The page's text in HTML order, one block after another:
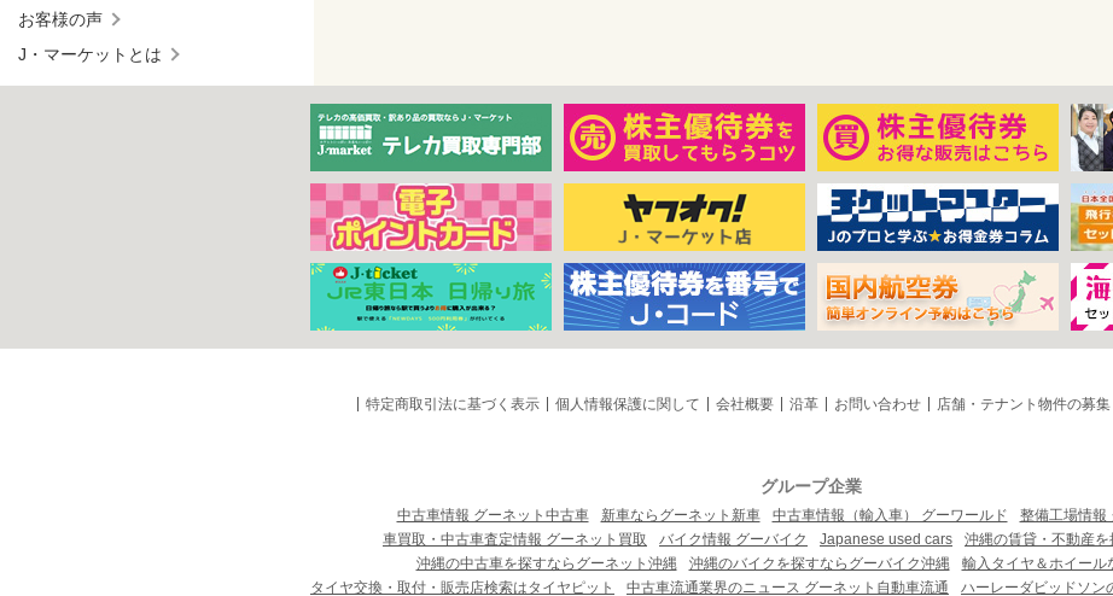
お客様の声
J・マーケットとは
特定商取引法に基づく表示 個人情報保護に関して 会社概要 沿革 お問い合わせ 店舗・テナント物件の募集
グループ企業
中古車情報 グーネット中古車 新車ならグーネット新車 中古車情報（輸入車） グーワールド
整備工場情報
車買取・中古車査定情報 グーネット買取
バイク情報 グーバイク Japanese used cars
沖縄の賃貸・不動産
沖縄の中古車を探すならグーネット沖縄
沖縄のバイクを探すならグーバイク沖縄
輸入タイヤ＆ホイール
タイヤ交換・取付・販売店検索はタイヤピット
中古車流通業界のニュース グーネット自動車流通 ハーレーダビッドソン